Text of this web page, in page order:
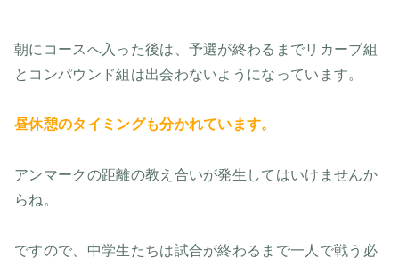
朝にコースへ入った後は、予選が終わるまでリカーブ組
とコンパウンド組は出会わないようになっています。
昼休憩のタイミングも分かれています。
アンマークの距離の教え合いが発生してはいけませんか
らね。
ですので、中学生たちは試合が終わるまで一人で戦う必